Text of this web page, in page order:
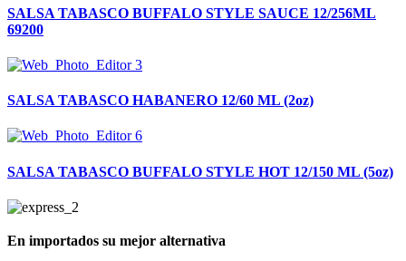
SALSA TABASCO BUFFALO STYLE SAUCE 12/256ML
69200
SALSA TABASCO HABANERO 12/60 ML (2oz)
SALSA TABASCO BUFFALO STYLE HOT 12/150 ML (5oz)
En importados su mejor alternativa